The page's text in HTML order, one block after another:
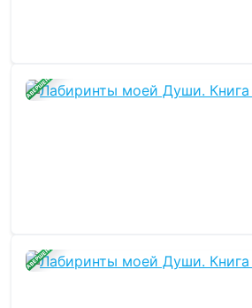
ЗАВЕРШЕНА
ЗАВЕРШЕНА